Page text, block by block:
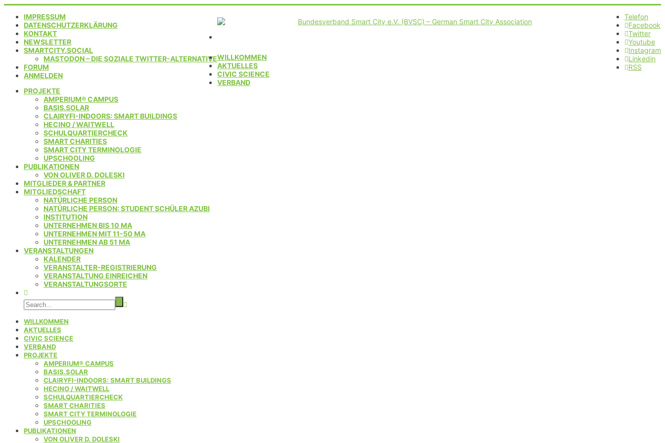
IMPRESSUM
DATENSCHUTZERKLÄRUNG
KONTAKT
NEWSLETTER
SMARTCITY.SOCIAL
MASTODON – DIE SOZIALE TWITTER-ALTERNATIVE
FORUM
ANMELDEN
Telefon
Facebook
Twitter
Youtube
Instagram
Linkedin
RSS
WILLKOMMEN
AKTUELLES
CIVIC SCIENCE
VERBAND
PROJEKTE
AMPERIUM® CAMPUS
BASIS.SOLAR
CLAIRYFI-INDOORS: SMART BUILDINGS
HECINO / WAITWELL
SCHULQUARTIERCHECK
SMART CHARITIES
SMART CITY TERMINOLOGIE
UPSCHOOLING
PUBLIKATIONEN
VON OLIVER D. DOLESKI
MITGLIEDER & PARTNER
MITGLIEDSCHAFT
NATÜRLICHE PERSON
NATÜRLICHE PERSON: STUDENT SCHÜLER AZUBI
INSTITUTION
UNTERNEHMEN BIS 10 MA
UNTERNEHMEN MIT 11-50 MA
UNTERNEHMEN AB 51 MA
VERANSTALTUNGEN
KALENDER
VERANSTALTER-REGISTRIERUNG
VERANSTALTUNG EINREICHEN
VERANSTALTUNGSORTE
WILLKOMMEN
AKTUELLES
CIVIC SCIENCE
VERBAND
PROJEKTE
AMPERIUM® CAMPUS
BASIS.SOLAR
CLAIRYFI-INDOORS: SMART BUILDINGS
HECINO / WAITWELL
SCHULQUARTIERCHECK
SMART CHARITIES
SMART CITY TERMINOLOGIE
UPSCHOOLING
PUBLIKATIONEN
VON OLIVER D. DOLESKI